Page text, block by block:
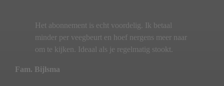
Het abonnement is echt voordelig. Ik betaal
minder per veegbeurt en hoef nergens meer naar
om te kijken. Ideaal als je regelmatig stookt.
Fam. Bijlsma